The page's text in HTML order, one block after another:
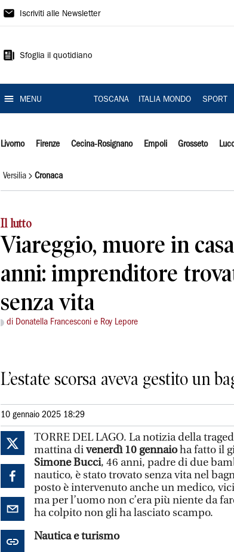
Il
Iscriviti alle Newsletter
Sfoglia il quotidiano
MENU TOSCANA ITALIA MONDO SPORT
Livorno Firenze Cecina-Rosignano Empoli Grosseto
Versilia Cronaca
Il lutto
Viareggio, muore in
anni: imprenditore
senza vita
di Donatella Francesconi e Roy Lepore
L’estate scorsa aveva gestito un
10 gennaio 2025 18:29
TORRE DEL LAGO. La notizia della
mattina divenerdì 10 gennaioha fatto il
Simone Bucci, 46 anni, padre di due
nautico, è stato trovato senza vita nel
posto è intervenuto anche un medico,
ma per l’uomo non c’era più niente da
ha colpito non gli ha lasciato scampo.
Nautica e turismo